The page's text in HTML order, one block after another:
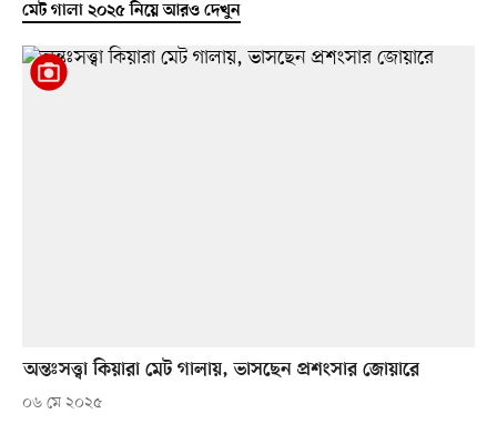
মেট গালা ২০২৫ নিয়ে আরও দেখুন
অন্তঃসত্ত্বা কিয়ারা মেট গালায়, ভাসছেন প্রশংসার জোয়ারে
০৬ মে ২০২৫